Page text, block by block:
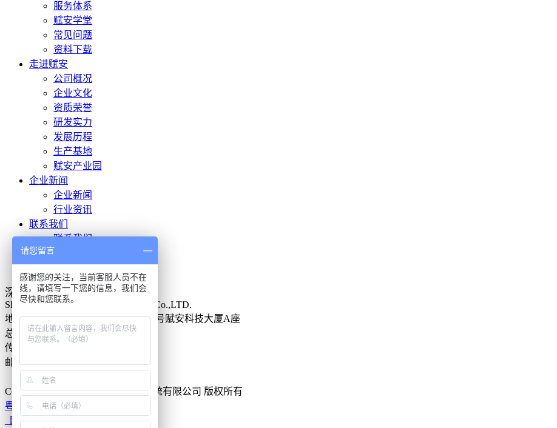
服务体系
赋安学堂
常见问题
资料下载
走进赋安
公司概况
企业文化
资质荣誉
研发实力
发展历程
生产基地
赋安产业园
企业新闻
企业新闻
行业资讯
联系我们
联系我们
投诉建议
深圳市赋安安全系统有限公司
Shenzhen Forsafe System Technology Co.,LTD.
地址：深圳市南山区高新南一道013号赋安科技大厦A座
总机：（ 0755 ）86315556
传真：（ 0755 ）86315559
邮编：330520
全国统一服务热线：
Copyright©2017 深圳市赋安安全系统有限公司 版权所有
粤ICP备11067334号
网站地图
请您留言
感谢您的关注，当前客服人员不在
线，请填写一下您的信息，我们会
尽快和您联系。